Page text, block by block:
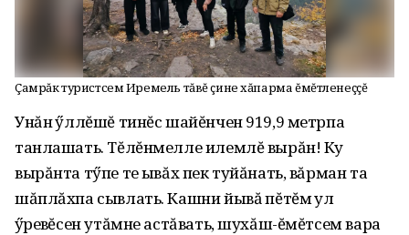
Çамрăк туристсем Иремель тăвĕ çине хăпарма ĕмĕтленеççĕ
Унăн ҫӳллĕшĕ тинĕс шайĕнчен 919,9 метрпа
танлашать. Тĕлĕнмелле илемлĕ вырăн! Ку
вырăнта тӳпе те ҫывăх пек туйăнать, вăрман та
шăплăхпа сывлать. Кашни йывăҫ пĕтĕм ҫул
ҫӳревҫĕсен утăмне астăвать, шухăш-ĕмĕтсем вара